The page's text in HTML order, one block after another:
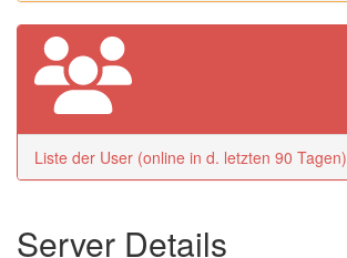
Liste der User (online in d. letzten 90 Tagen)
Server Details